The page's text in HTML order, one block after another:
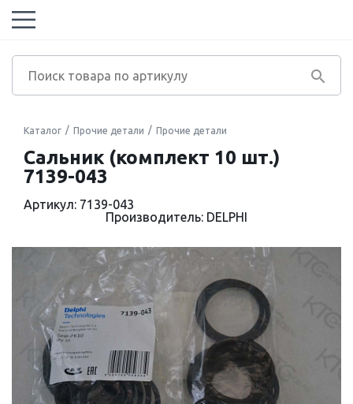
Каталог Прочие детали Прочие детали
Сальник (комплект 10 шт.)
7139-043
Артикул: 7139-043
Производитель: DELPHI